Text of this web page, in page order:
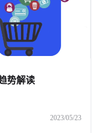
势解读
2023/05/23